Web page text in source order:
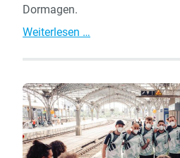
Dormagen.
Weiterlesen …
für
den
TSV-
Handball